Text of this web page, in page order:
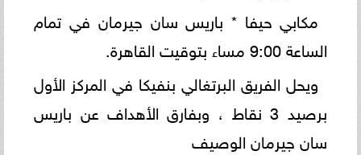
مكابي حيفا * باريس سان جيرمان في تمام
الساعة 9:00 مساء بتوقيت القاهرة.
ويحل الفريق البرتغالي بنفيكا في المركز الأول
برصيد 3 نقاط ، وبفارق الأهداف عن باريس
سان جيرمان الوصيف